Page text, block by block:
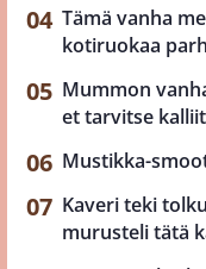
Tämä vanha
kotiruokaa
Mummon
et tarvitse
Mustikka-
Kaveri teki
murusteli tätä